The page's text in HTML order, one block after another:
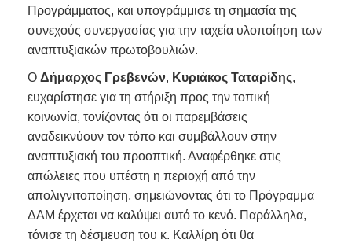
Προγράμματος, και υπογράμμισε τη σημασία της
συνεχούς συνεργασίας για την ταχεία υλοποίηση των
αναπτυξιακών πρωτοβουλιών.
Ο Δήμαρχος Γρεβενών, Κυριάκος Ταταρίδης,
ευχαρίστησε για τη στήριξη προς την τοπική
κοινωνία, τονίζοντας ότι οι παρεμβάσεις
αναδεικνύουν τον τόπο και συμβάλλουν στην
αναπτυξιακή του προοπτική. Αναφέρθηκε στις
απώλειες που υπέστη η περιοχή από την
απολιγνιτοποίηση, σημειώνοντας ότι το Πρόγραμμα
ΔΑΜ έρχεται να καλύψει αυτό το κενό. Παράλληλα,
τόνισε τη δέσμευση του κ. Καλλίρη ότι θα